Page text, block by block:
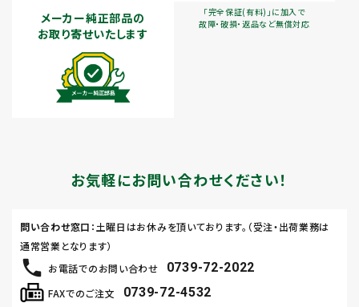
「完全保証(有料)」に加入で
故障・破損・返品など無償対応
メーカー純正部品の
お取り寄せいたします
お気軽にお問い合わせください！
お電話でのお問い合わせ 0739-72-2022
FAXでのご注文 0739-72-4532
問い合わせ窓口 ：土曜日はお休みを頂いております。（受注・出荷業務は
通常営業となります）